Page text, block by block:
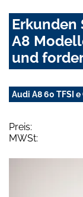
Erkunden
A8
und
Audi A8 60 TFSI
Preis:
MWSt: